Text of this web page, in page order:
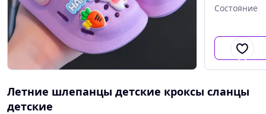
Состояние
Летние шлепанцы детские кроксы сланцы
детские